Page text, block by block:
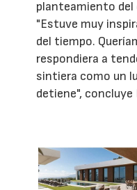
planteamiento del
"Estuve muy
del tiempo.
respondiera a
sintiera como un
detiene", concluye